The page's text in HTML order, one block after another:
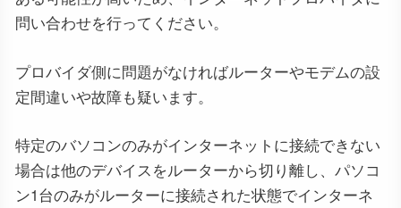
問い合わせを行ってください。
プロバイダ側に問題がなければルーターやモデムの設
定間違いや故障も疑います。
特定のバソコンのみがインターネットに接続できない
場合は他のデバイスをルーターから切り離し、パソコ
ン1台のみがルーターに接続された状態でインターネ